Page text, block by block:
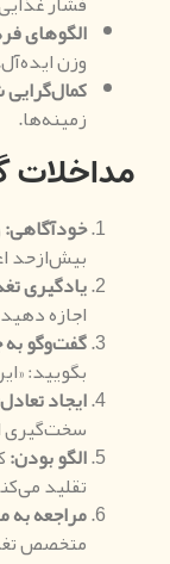
الگوهای
وزن
زمینه‌ها.
مداخلات
خودآگاهی:
بیش‌ازحد
یادگیری
اجازه
گفت‌وگو
بگویید:
ایجاد تعادل
سخت‌گیری
الگو بودن:
تقلید
مراجعه
متخصص